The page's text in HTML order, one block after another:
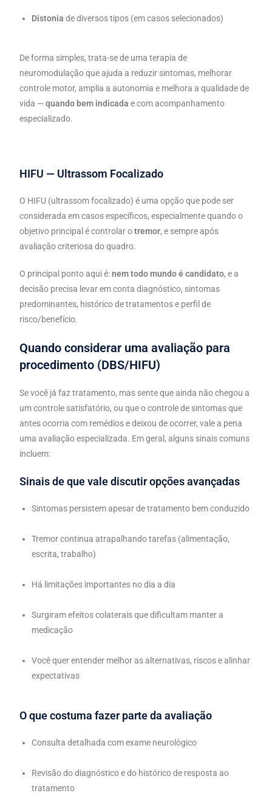
Distonia de diversos tipos (em casos selecionados)
De forma simples, trata-se de uma terapia de
neuromodulação que ajuda a reduzir sintomas, melhorar
controle motor, amplia a autonomia e melhora a qualidade de
vida —quando bem indicada e com acompanhamento
especializado.
HIFU — Ultrassom Focalizado
O HIFU (ultrassom focalizado) é uma opção que pode ser
considerada em casos específicos, especialmente quando o
objetivo principal é controlar otremor, e sempre após
avaliação criteriosa do quadro.
O principal ponto aqui é:nem todo mundo é candidato, e a
decisão precisa levar em conta diagnóstico, sintomas
predominantes, histórico de tratamentos e perfil de
risco/benefício.
Quando considerar uma avaliação para
procedimento (DBS/HIFU)
Se você já faz tratamento, mas sente que ainda não chegou a
um controle satisfatório, ou que o controle de sintomas que
antes ocorria com remédios e deixou de ocorrer, vale a pena
uma avaliação especializada. Em geral, alguns sinais comuns
incluem:
Sinais de que vale discutir opções avançadas
Sintomas persistem apesar de tratamento bem conduzido
Tremor continua atrapalhando tarefas (alimentação,
escrita, trabalho)
Há limitações importantes no dia a dia
Surgiram efeitos colaterais que dificultam manter a
medicação
Você quer entender melhor as alternativas, riscos e alinhar
expectativas
O que costuma fazer parte da avaliação
Consulta detalhada com exame neurológico
Revisão do diagnóstico e do histórico de resposta ao
tratamento